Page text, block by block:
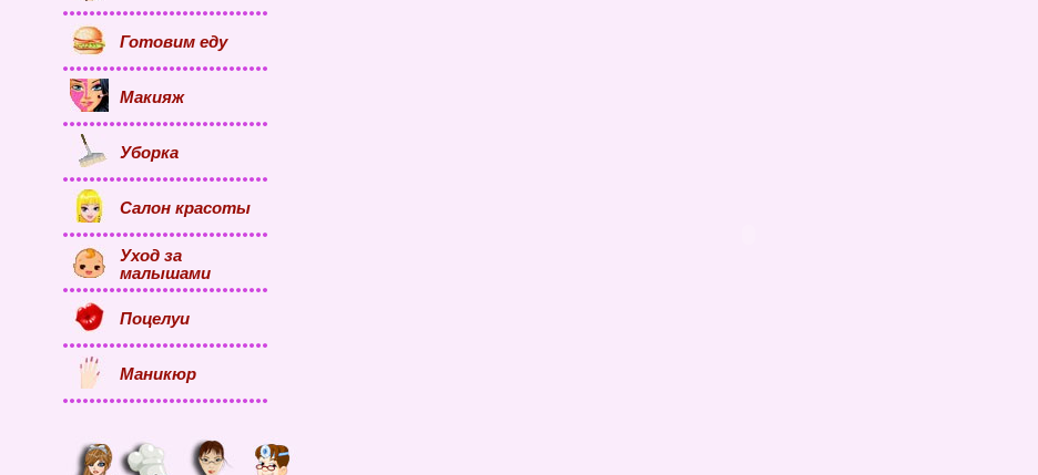
Готовим еду
Макияж
Уборка
Салон красоты
Уход за
малышами
Поцелуи
Маникюр